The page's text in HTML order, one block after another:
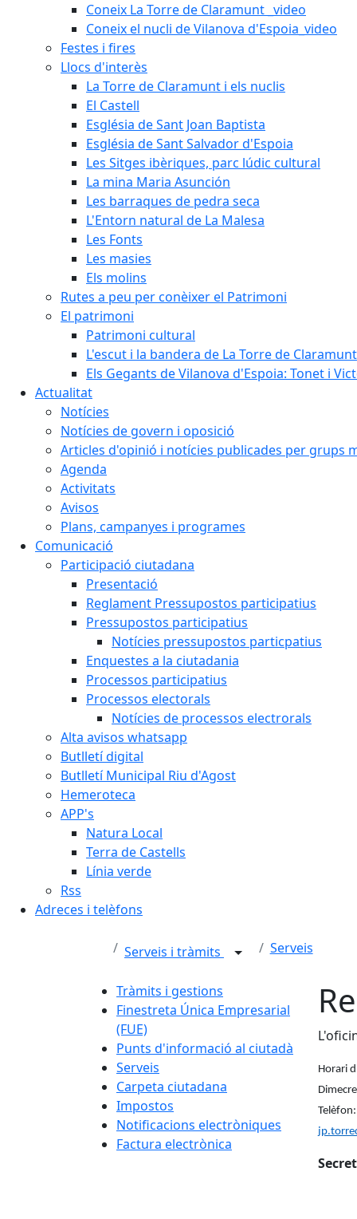
Coneix La Torre de Claramunt _video
Coneix el nucli de Vilanova d'Espoia_video
Festes i fires
Llocs d'interès
La Torre de Claramunt i els nuclis
El Castell
Església de Sant Joan Baptista
Església de Sant Salvador d'Espoia
Les Sitges ibèriques, parc lúdic cultural
La mina Maria Asunción
Les barraques de pedra seca
L'Entorn natural de La Malesa
Les Fonts
Les masies
Els molins
Rutes a peu per conèixer el Patrimoni
El patrimoni
Patrimoni cultural
L'escut i la bandera de La Torre de Claramunt
Els Gegants de Vilanova d'Espoia: Tonet i
Actualitat
Notícies
Notícies de govern i oposició
Articles d'opinió i notícies publicades per grups
Agenda
Activitats
Avisos
Plans, campanyes i programes
Comunicació
Participació ciutadana
Presentació
Reglament Pressupostos participatius
Pressupostos participatius
Notícies pressupostos particpatius
Enquestes a la ciutadania
Processos participatius
Processos electorals
Notícies de processos electrorals
Alta avisos whatsapp
Butlletí digital
Butlletí Municipal Riu d'Agost
Hemeroteca
APP's
Natura Local
Terra de Castells
Línia verde
Rss
Adreces i telèfons
Serveis i tràmits Serveis
Tràmits i gestions
Finestreta Única Empresarial
(FUE)
Punts d'informació al ciutadà
Serveis
Carpeta ciutadana
Impostos
Notificacions electròniques
Factura electrònica
Horari